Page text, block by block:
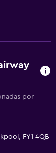
por
FY1 4QB